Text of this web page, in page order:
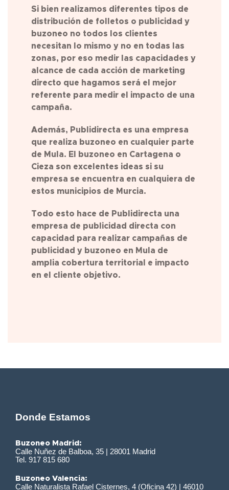
Si bien realizamos diferentes tipos de
distribución de folletos o publicidad y
buzoneo no todos los clientes
necesitan lo mismo y no en todas las
zonas, por eso medir las capacidades y
alcance de cada acción de marketing
directo que hagamos será el mejor
referente para medir el impacto de una
campaña.
Además, Publidirecta es una empresa
que realiza buzoneo en cualquier parte
de Mula. El buzoneo en Cartagena o
Cieza son excelentes ideas si su
empresa se encuentra en cualquiera de
estos municipios de Murcia.
Todo esto hace de Publidirecta una
empresa de publicidad directa con
capacidad para realizar campañas de
publicidad y buzoneo en Mula de
amplia cobertura territorial e impacto
en el cliente objetivo.
Donde Estamos
Buzoneo Madrid:
Calle Nuñez de Balboa, 35 | 28001 Madrid
Tel. 917 815 680
Buzoneo Valencia:
Calle Naturalista Rafael Cisternes, 4 (Oficina 42) | 46010